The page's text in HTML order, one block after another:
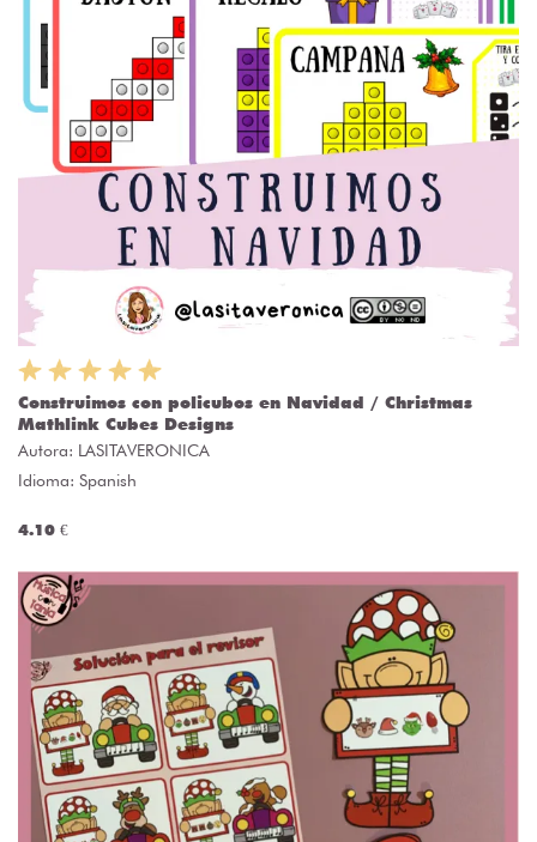
Construimos con policubos en Navidad / Christmas
Mathlink Cubes Designs
Autora: LASITAVERONICA
Idioma: Spanish
4.10 €